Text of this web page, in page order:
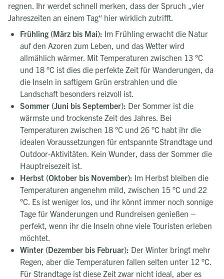
regnen. Ihr werdet schnell merken, dass der Spruch „vier
Jahreszeiten an einem Tag“ hier wirklich zutrifft.
Frühling (März bis Mai): Im Frühling erwacht die Natur
auf den Azoren zum Leben, und das Wetter wird
allmählich wärmer. Mit Temperaturen zwischen 13 °C
und 18 °C ist dies die perfekte Zeit für Wanderungen, da
die Inseln in saftigem Grün erstrahlen und die
Landschaft besonders reizvoll ist.
Sommer (Juni bis September): Der Sommer ist die
wärmste und trockenste Zeit des Jahres. Bei
Temperaturen zwischen 18 °C und 26 °C habt ihr die
idealen Voraussetzungen für entspannte Strandtage und
Outdoor-Aktivitäten. Kein Wunder, dass der Sommer die
Hauptreisezeit ist.
Herbst (Oktober bis November): Im Herbst bleiben die
Temperaturen angenehm mild, zwischen 15 °C und 22
°C. Es ist weniger los, und ihr könnt immer noch sonnige
Tage für Wanderungen und Rundreisen genießen –
perfekt, wenn ihr die Inseln ohne viele Touristen erleben
möchtet.
Winter (Dezember bis Februar): Der Winter bringt mehr
Regen, aber die Temperaturen fallen selten unter 12 °C.
Für Strandtage ist diese Zeit zwar nicht ideal, aber es